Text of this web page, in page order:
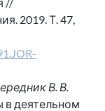
2019. Т. 47,
В. В.
в деятельном